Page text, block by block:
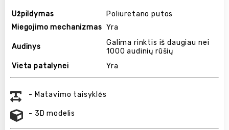
Užpildymas
Poliuretano putos
Miegojimo mechanizmas Yra
Audinys
Galima rinktis iš daugiau nei
1000 audinių rūšių
Vieta patalynei
Yra
- Matavimo taisyklės
- 3D modelis